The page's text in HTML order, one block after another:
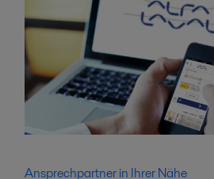
Ansprechpartner in Ihrer Nähe